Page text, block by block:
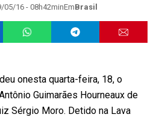
05/16 - 08h42minEmBrasil
onesta quarta-feira, 18, o
Guimarães Hourneaux de
Sérgio Moro. Detido na Lava